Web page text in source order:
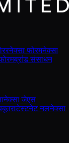
नेक्सा फोरमनेक्सा
ब्रांड संसाधन
नेक्सा जेएस
टेस्टनेट नलनेक्सा